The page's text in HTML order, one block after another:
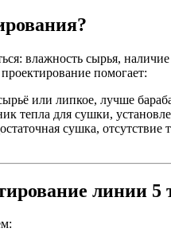
влажность сырья,
помогает:
или липкое, лучше
тепла для сушки,
сушка,
линии 5